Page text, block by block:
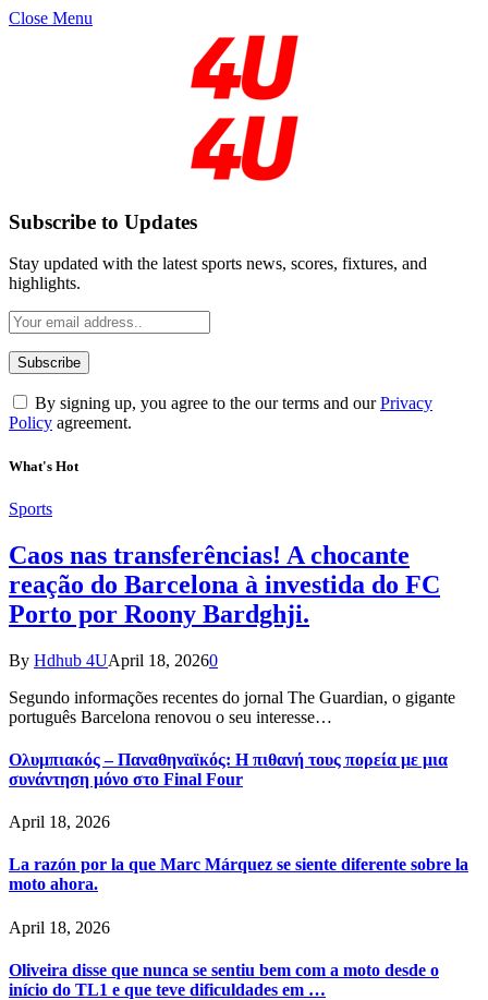
Close Menu
Subscribe to Updates
Stay updated with the latest sports news, scores, fixtures, and
highlights.
By signing up, you agree to the our terms and ourPrivacy
Policy agreement.
What's Hot
Sports
Caos nas transferências! A chocante
reação do Barcelona à investida do FC
Porto por Roony Bardghji.
By Hdhub 4UApril 18, 20260
Segundo informações recentes do jornal The Guardian, o gigante
português Barcelona renovou o seu interesse…
Ολυμπιακός – Παναθηναϊκός: Η πιθανή τους πορεία με μια
συνάντηση μόνο στο Final Four
April 18, 2026
La razón por la que Marc Márquez se siente diferente sobre la
moto ahora.
April 18, 2026
Oliveira disse que nunca se sentiu bem com a moto desde o
início do TL1 e que teve dificuldades em …